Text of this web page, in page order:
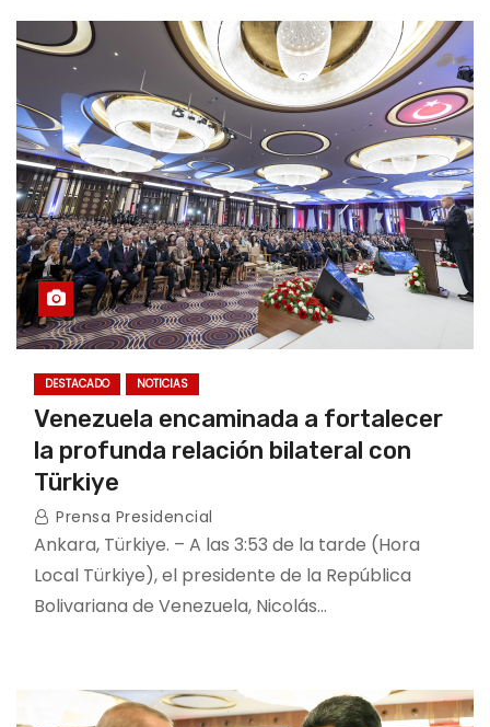
DESTACADO NOTICIAS
Venezuela encaminada a fortalecer
la profunda relación bilateral con
Türkiye
Prensa Presidencial
Ankara, Türkiye. – A las 3:53 de la tarde (Hora
Local Türkiye), el presidente de la República
Bolivariana de Venezuela, Nicolás…